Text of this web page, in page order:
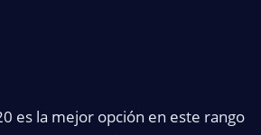
es la mejor opción en este rango